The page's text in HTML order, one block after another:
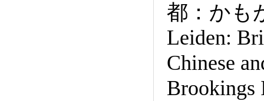
都：かも
Leiden:
Chinese
Brookings